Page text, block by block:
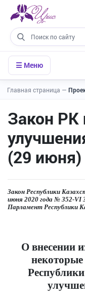
☰ Меню
Главная страница —
Закон РК
(29 июня)
Закон Республики
июня 2020
Парламент Республики
О внесении